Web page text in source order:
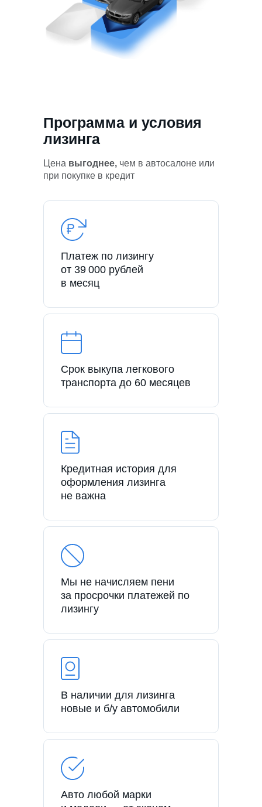
Программа и условия
лизинга
Цена выгоднее, чем в автосалоне или
при покупке в кредит
Платеж по лизингу
от 39 000 рублей
в месяц
Срок выкупа легкового
транспорта до 60 месяцев
Кредитная история для
оформления лизинга
не важна
Мы не начисляем пени
за просрочки платежей по
лизингу
В наличии для лизинга
новые и б/у автомобили
Авто любой марки